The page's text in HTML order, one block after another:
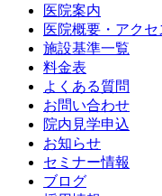
医院案内
医院概要・アクセ
施設基準一覧
料金表
よくある質問
お問い合わせ
院内見学申込
お知らせ
セミナー情報
ブログ